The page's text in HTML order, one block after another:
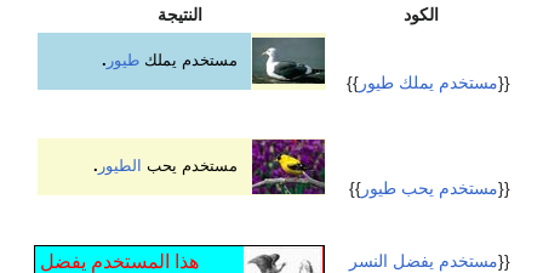
الكود النتيجة
{{مستخدم يملك طيور }}
مستخدم يملك طيور .
{{مستخدم يحب طيور }}
مستخدم يحب الطيور .
{{مستخدم يفضل النسر
هذا المستخدم يفضل